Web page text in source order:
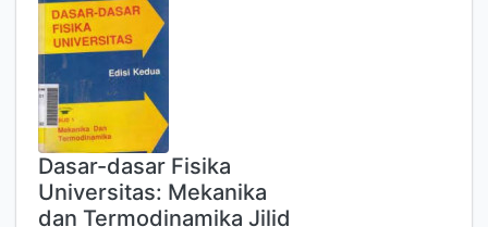
Dasar-dasar Fisika
Universitas: Mekanika
dan Termodinamika Jilid